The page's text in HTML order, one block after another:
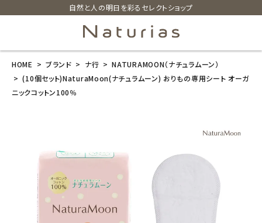
自然と人の明日を彩るセレクトショップ
search
(10個セット)N
aturaMoon
(ナチュラムー
HOME ブランド ナ行
NATURAMOON（ナチュラムーン）
(10個セット)NaturaMoon(ナチュラムーン) おりもの専用シート オーガ
ニックコットン100％